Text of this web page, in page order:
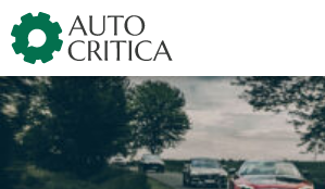
Skip
to
content